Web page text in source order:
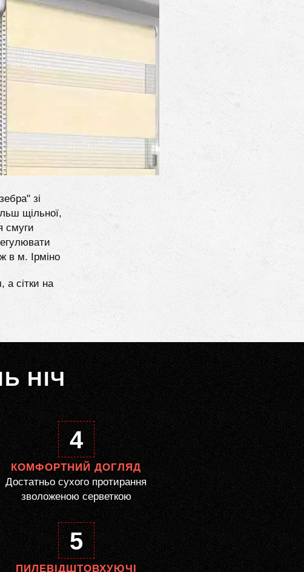
зі
щільної,
смуги
в м. Ірміно
а сітки на
НІЧ
4
КОМФОРТНИЙ ДОГЛЯД
Достатньо сухого протирання
зволоженою серветкою
5
ПИЛЕВІДШТОВХУЮЧІ